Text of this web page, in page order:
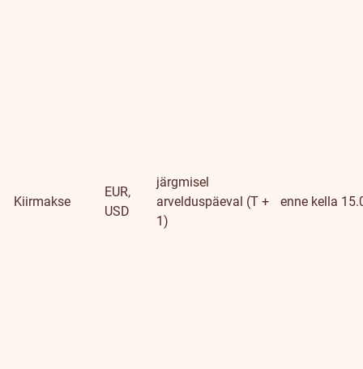
Kiirmakse
EUR,
USD
järgmisel
arvelduspäeval (T +
1)
enne kella